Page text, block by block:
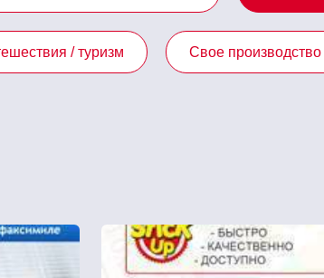
/ туризм Свое производство